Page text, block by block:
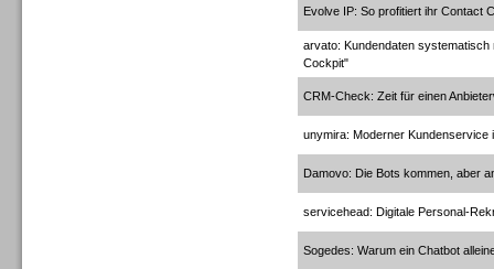
Evolve IP: So profitiert ihr Contact
arvato: Kundendaten systematisch
Cockpit"
CRM-Check: Zeit für einen
unymira: Moderner Kundenservice
Damovo: Die Bots kommen, aber
servicehead: Digitale Personal-
Sogedes: Warum ein Chatbot